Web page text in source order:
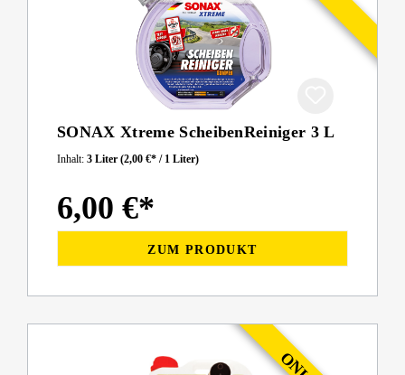
SONAX Xtreme ScheibenReiniger 3 L
Inhalt: 3 Liter (2,00 €* / 1 Liter)
6,00 €*
ZUM PRODUKT